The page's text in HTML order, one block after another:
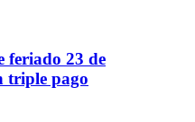
feriado 23 de
triple pago